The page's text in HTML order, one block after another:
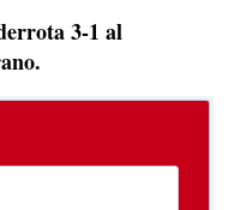
3-1 al